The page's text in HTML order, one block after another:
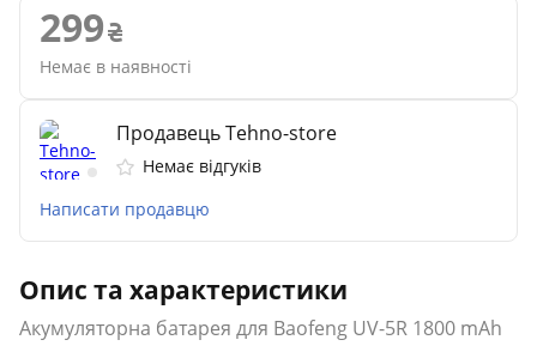
299
Немає в наявності
Продавець Tehno-store
Немає відгуків
Написати продавцю
Опис та характеристики
Акумуляторна батарея для Baofeng UV-5R 1800 mAh